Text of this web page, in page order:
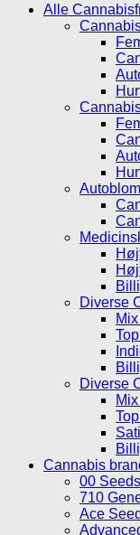
Alle
Diverse
Diverse
Cannabis
00 Seeds
710
Ace